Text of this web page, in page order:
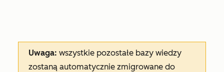
Uwaga: wszystkie pozostałe bazy wiedzy
zostaną automatycznie zmigrowane do